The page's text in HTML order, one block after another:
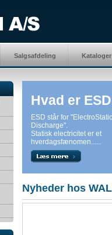
Salgsafdeling Kataloger
Hvad er
ESD står for "ElectroStatic
Discharge".
Statisk electricitet er et
hverdagsfænomen......
Nyheder hos